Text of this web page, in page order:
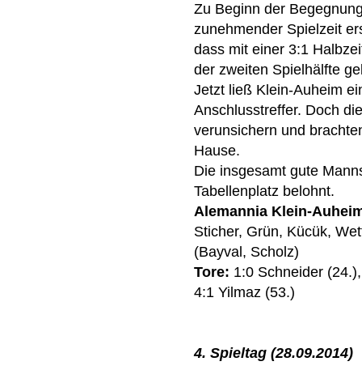
Zu Beginn der
zunehmender Spielzeit
dass mit einer 3:1
der zweiten Spielhälfte
Jetzt ließ Klein-Auheim
Anschlusstreffer. Doch
verunsichern und
Hause.
Die insgesamt gute
Tabellenplatz belohnt.
Alemannia Klein-
Sticher, Grün, Kücük,
(Bayval, Scholz)
Tore: 1:0 Schneider
4:1 Yilmaz (53.)
4. Spieltag (28.09.2014)